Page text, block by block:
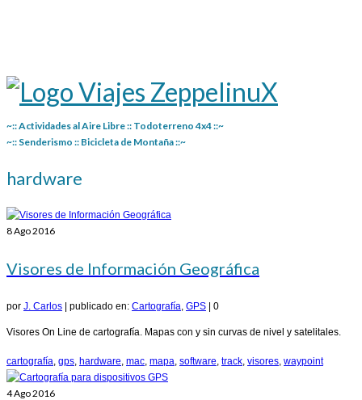
~:: Actividades al Aire Libre :: Todoterreno 4x4 ::~
~:: Senderismo :: Bicicleta de Montaña ::~
hardware
8Ago 2016
Visores de Información Geográfica
por J. Carlos | publicado en: Cartografía, GPS | 0
Visores On Line de cartografía. Mapas con y sin curvas de nivel y satelitales.
cartografía, gps, hardware, mac, mapa, software, track, visores, waypoint
4Ago 2016